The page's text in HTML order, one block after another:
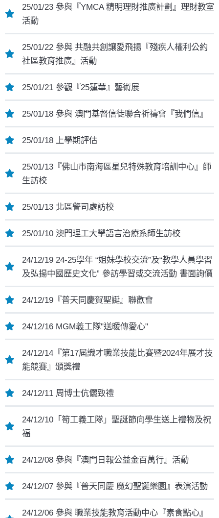
25/01/23 參與『YMCA 精明理財推廣計劃』理財教室
活動
25/01/22 參與 共融共創讓愛飛揚『殘疾人權利公約
社區教育推廣』活動
25/01/21 參觀『25蓮華』藝術展
25/01/18 參與 澳門基督信徒聯合祈禱會『我們信』
25/01/18 上學期評估
25/01/13『佛山市南海區星兒特殊教育培訓中心』師
生訪校
25/01/13 北區警司處訪校
25/01/10 澳門理工大學語言治療系師生訪校
24/12/19 24-25學年 “姐妹學校交流”及“教學人員學習
及弘揚中國歷史文化” 參訪學習或交流活動 書面詢價
24/12/19『普天同慶賀聖誕』聯歡會
24/12/16 MGM義工隊"送暖傳愛心"
24/12/14『第17屆識才職業技能比賽暨2024年展才技
能競賽』頒獎禮
24/12/11 周博士伉儷致禮
24/12/10「筍工義工隊」聖誕節向學生送上禮物及祝
福
24/12/08 參與『澳門日報公益金百萬行』活動
24/12/07 參與『普天同慶 魔幻聖誕樂園』表演活動
24/12/06 參與 職業技能教育活動中心『素食點心』